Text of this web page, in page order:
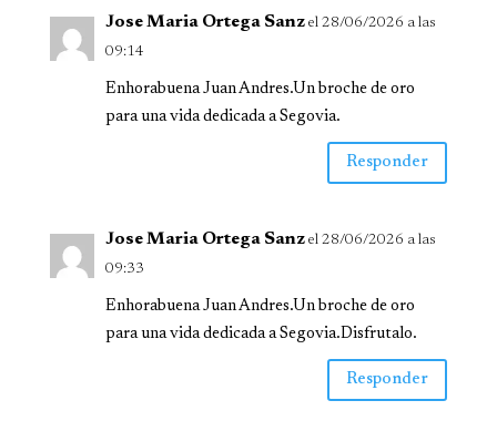
Jose Maria Ortega Sanz el 28/06/2026 a las
09:14
Enhorabuena Juan Andres.Un broche de oro
para una vida dedicada a Segovia.
Responder
Jose Maria Ortega Sanz el 28/06/2026 a las
09:33
Enhorabuena Juan Andres.Un broche de oro
para una vida dedicada a Segovia.Disfrutalo.
Responder